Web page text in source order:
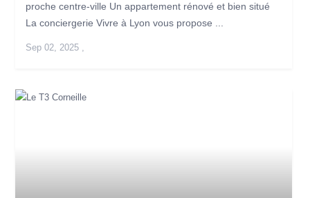
proche centre-ville Un appartement rénové et bien situé
La conciergerie Vivre à Lyon vous propose ...
Sep 02, 2025,